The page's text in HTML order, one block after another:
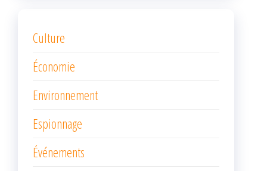
Culture
Économie
Environnement
Espionnage
Événements